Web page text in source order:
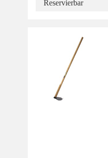
Reservierbar